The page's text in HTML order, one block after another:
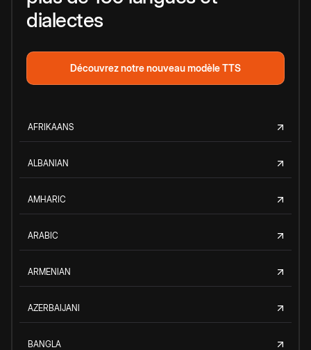
dialectes
Découvrez notre nouveau modèle TTS
AFRIKAANS
ALBANIAN
AMHARIC
ARABIC
ARMENIAN
AZERBAIJANI
BANGLA